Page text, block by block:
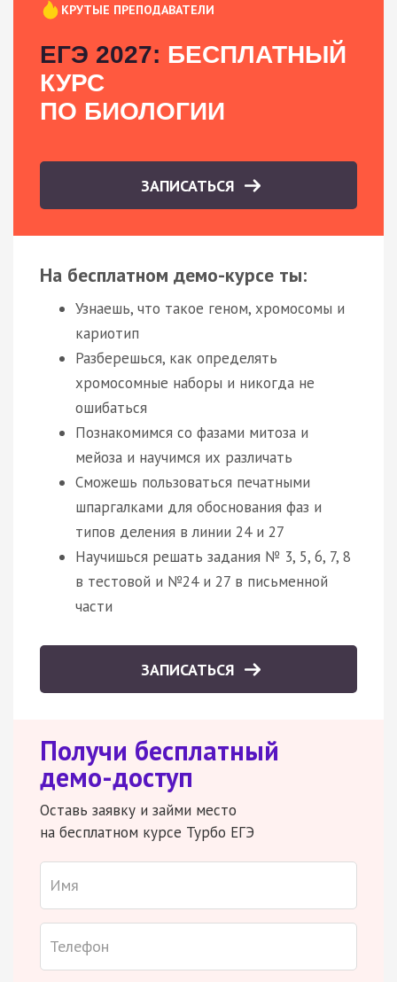
КРУТЫЕ ПРЕПОДАВАТЕЛИ
ЕГЭ 2027: БЕСПЛАТНЫЙ
КУРС
ПО БИОЛОГИИ
ЗАПИСАТЬСЯ
На бесплатном демо-курсе ты:
Узнаешь, что такое геном, хромосомы и
кариотип
Разберешься, как определять
хромосомные наборы и никогда не
ошибаться
Познакомимся со фазами митоза и
мейоза и научимся их различать
Сможешь пользоваться печатными
шпаргалками для обоснования фаз и
типов деления в линии 24 и 27
Научишься решать задания № 3, 5, 6, 7, 8
в тестовой и №24 и 27 в письменной
части
ЗАПИСАТЬСЯ
Получи бесплатный
демо-доступ
Оставь заявку и займи место
на бесплатном курсе Турбо ЕГЭ